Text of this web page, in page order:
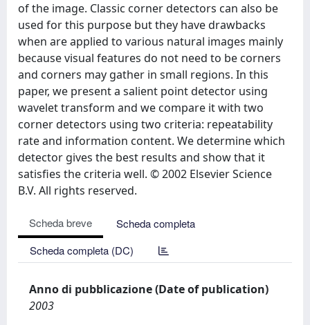
of the image. Classic corner detectors can also be
used for this purpose but they have drawbacks
when are applied to various natural images mainly
because visual features do not need to be corners
and corners may gather in small regions. In this
paper, we present a salient point detector using
wavelet transform and we compare it with two
corner detectors using two criteria: repeatability
rate and information content. We determine which
detector gives the best results and show that it
satisfies the criteria well. © 2002 Elsevier Science
B.V. All rights reserved.
Scheda breve
Scheda completa
Scheda completa (DC)
Anno di pubblicazione (Date of publication)
2003